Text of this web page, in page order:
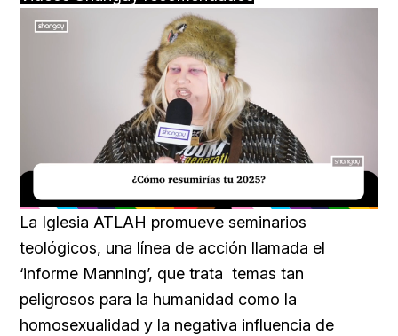
Unmute Loaded:
18.59%
La Iglesia ATLAH promueve seminarios
teológicos, una línea de acción llamada el
‘informe Manning’, que trata temas tan
peligrosos para la humanidad como la
homosexualidad y la negativa influencia de